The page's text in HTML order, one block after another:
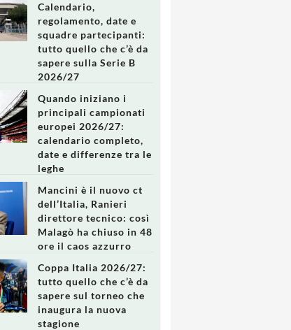
Calendario,
regolamento, date e
squadre partecipanti:
tutto quello che c’è da
sapere sulla Serie B
2026/27
Quando iniziano i
principali campionati
europei 2026/27:
calendario completo,
date e differenze tra le
leghe
Mancini è il nuovo ct
dell’Italia, Ranieri
direttore tecnico: così
Malagò ha chiuso in 48
ore il caos azzurro
Coppa Italia 2026/27:
tutto quello che c’è da
sapere sul torneo che
inaugura la nuova
stagione